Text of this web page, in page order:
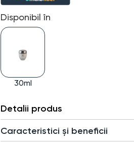
Disponibil în
30ml
Detalii produs
Caracteristici și beneficii